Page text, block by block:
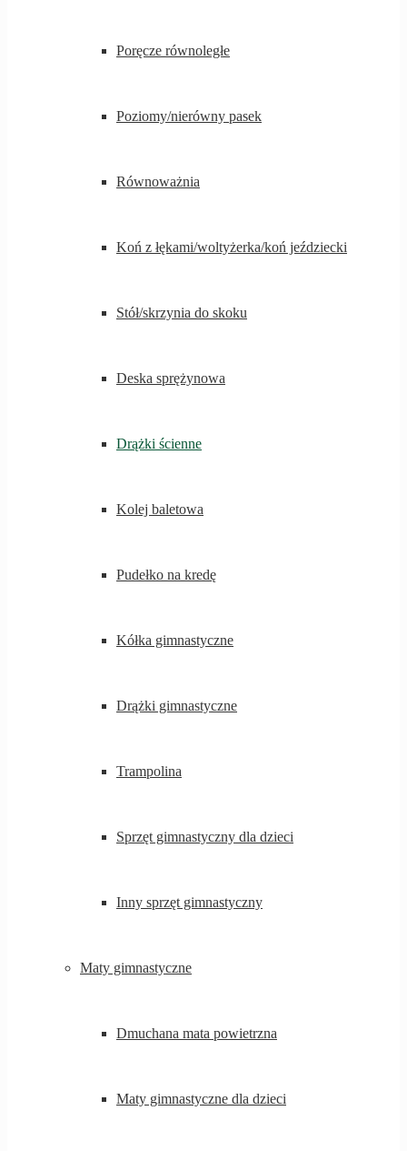
Poręcze równoległe
Poziomy/nierówny pasek
Równoważnia
Koń z łękami/woltyżerka/koń jeździecki
Stół/skrzynia do skoku
Deska sprężynowa
Drążki ścienne
Kolej baletowa
Pudełko na kredę
Kółka gimnastyczne
Drążki gimnastyczne
Trampolina
Sprzęt gimnastyczny dla dzieci
Inny sprzęt gimnastyczny
Maty gimnastyczne
Dmuchana mata powietrzna
Maty gimnastyczne dla dzieci